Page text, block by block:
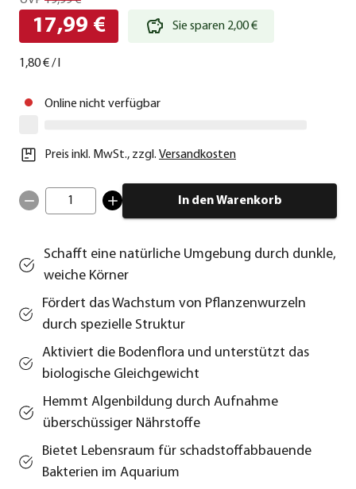
17,99 € Sie sparen 2,00 €
1,80 €/
Online nicht verfügbar
Preis inkl. MwSt., zzgl. Versandkosten
1 In den Warenkorb
Schafft eine natürliche Umgebung durch dunkle,
weiche Körner
Fördert das Wachstum von Pflanzenwurzeln
durch spezielle Struktur
Aktiviert die Bodenflora und unterstützt das
biologische Gleichgewicht
Hemmt Algenbildung durch Aufnahme
überschüssiger Nährstoffe
Bietet Lebensraum für schadstoffabbauende
Bakterien im Aquarium